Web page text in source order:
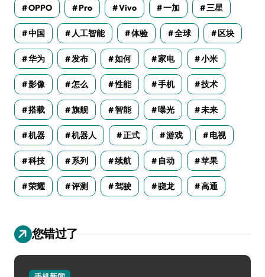
OPPO Pro Vivo 一加 三星
中国 人工智能 体验 全球 区块
华为 发布 如何 家电 小米
影像 怎么 性能 手机 技术
搭载 旗舰 智能 曝光 未来
机器 机器人 正式 游戏 电视
科技 系列 续航 自动 苹果
荣耀 评测 驾驶 骁龙 高通
您错过了